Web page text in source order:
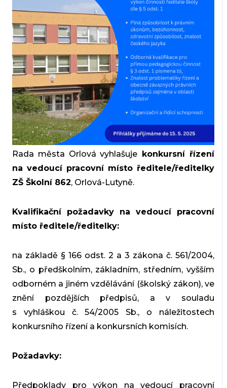
Rada města Orlová vyhlašuje konkursní řízení
na vedoucí pracovní místo ředitele/ředitelky
ZŠ Školní 862, Orlová-Lutyně.
Kvalifikační požadavky na vedoucí pracovní
místo ředitele/ředitelky:
na základě § 166 odst. 2 a 3 zákona č. 561/2004,
Sb., o předškolním, základním, středním, vyšším
odborném a jiném vzdělávání (školský zákon), ve
znění pozdějších předpisů, a v souladu
s vyhláškou č. 54/2005 Sb., o náležitostech
konkursního řízení a konkursních komisích.
Požadavky:
Předpoklady pro výkon na vedoucí pracovní